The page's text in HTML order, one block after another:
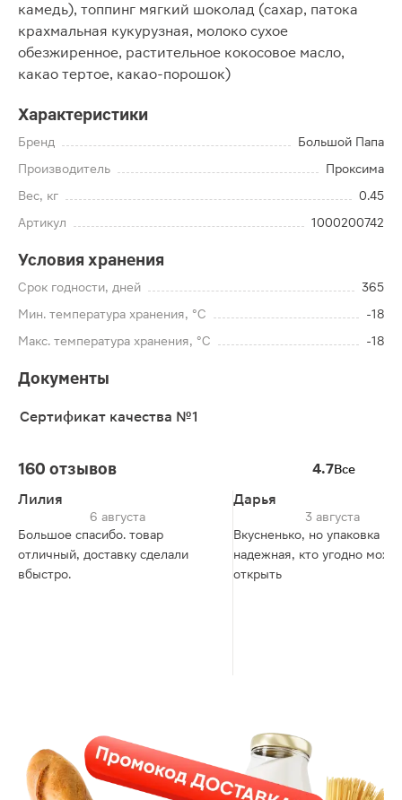
камедь), топпинг мягкий шоколад (сахар, патока
крахмальная кукурузная, молоко сухое
обезжиренное, растительное кокосовое масло,
какао тертое, какао-порошок)
Характеристики
Бренд
Большой Папа
Производитель
Проксима
Вес, кг
0.45
Артикул
1000200742
Условия хранения
Срок годности, дней
365
Мин. температура хранения, °C
-18
Макс. температура хранения, °C
-18
Документы
Сертификат качества №1
160 отзывов 4.7Все
Лилия
6 августа
Большое спасибо. товар
отличный, доставку сделали
вбыстро.
Дарья
3 августа
Вкусненько, но упаковка не
надежная, кто угодно
открыть